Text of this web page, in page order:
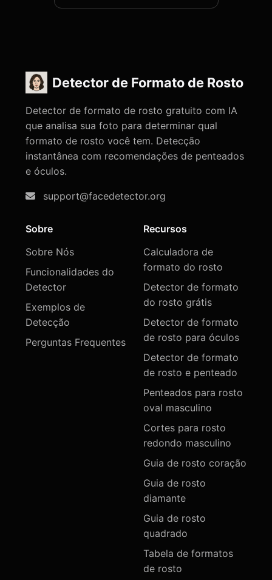
Detector de Formato de Rosto
Detector de formato de rosto gratuito com IA
que analisa sua foto para determinar qual
formato de rosto você tem. Detecção
instantânea com recomendações de penteados
e óculos.
support@facedetector.org
Sobre
Sobre Nós
Funcionalidades do
Detector
Exemplos de
Detecção
Perguntas Frequentes
Recursos
Calculadora de
formato do rosto
Detector de formato
do rosto grátis
Detector de formato
de rosto para óculos
Detector de formato
de rosto e penteado
Penteados para rosto
oval masculino
Cortes para rosto
redondo masculino
Guia de rosto coração
Guia de rosto
diamante
Guia de rosto
quadrado
Tabela de formatos
de rosto